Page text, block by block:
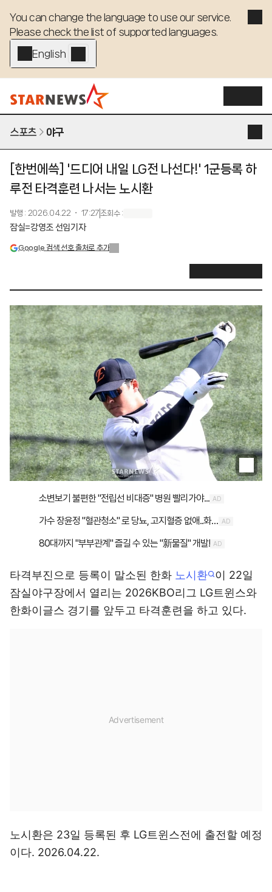
You can change the language to use our service.
Please check the list of supported languages.
English - EN
스포츠 야구
[한번에쓱] '드디어 내일 LG전 나선다!' 1군등록 하
루전 타격훈련 나서는 노시환
발행 : 2026.04.22 ・ 17:27 조회수:
잠실=강영조 선임기자
Google 검색 선호 출처로 추가
타격부진으로 등록이 말소된 한화 노시환
이 22일
잠실야구장에서 열리는 2026KBO리그 LG트윈스와
한화이글스 경기를 앞두고 타격훈련을 하고 있다.
노시환은 23일 등록된 후 LG트윈스전에 출전할 예정
이다. 2026.04.22.